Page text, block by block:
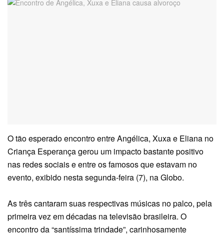
O tão esperado encontro entre Angélica, Xuxa e Eliana no
Criança Esperança gerou um impacto bastante positivo
nas redes sociais e entre os famosos que estavam no
evento, exibido nesta segunda-feira (7), na Globo.
As três cantaram suas respectivas músicas no palco, pela
primeira vez em décadas na televisão brasileira. O
encontro da “santíssima trindade”, carinhosamente